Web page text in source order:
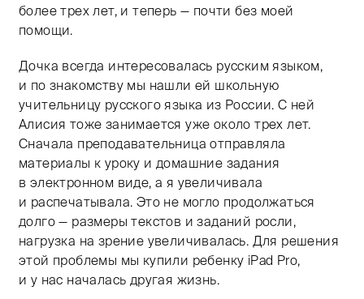
более трех лет, и теперь — почти без моей
помощи.
Дочка всегда интересовалась русским языком,
и по знакомству мы нашли ей школьную
учительницу русского языка из России. С ней
Алисия тоже занимается уже около трех лет.
Сначала преподавательница отправляла
материалы к уроку и домашние задания
в электронном виде, а я увеличивала
и распечатывала. Это не могло продолжаться
долго — размеры текстов и заданий росли,
нагрузка на зрение увеличивалась. Для решения
этой проблемы мы купили ребенку iPad Pro,
и у нас началась другая жизнь.